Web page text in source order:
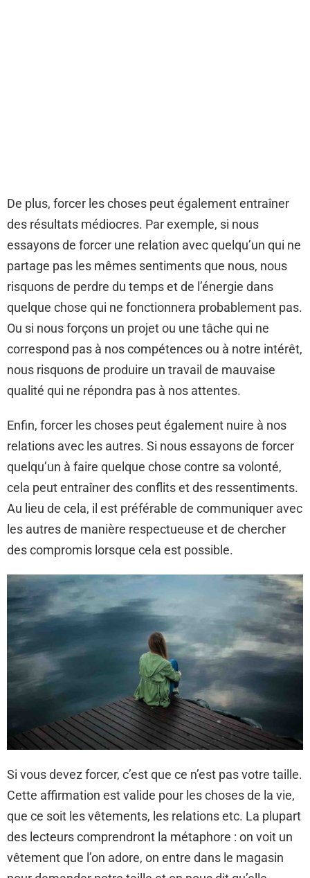
De plus, forcer les choses peut également entraîner
des résultats médiocres. Par exemple, si nous
essayons de forcer une relation avec quelqu’un qui ne
partage pas les mêmes sentiments que nous, nous
risquons de perdre du temps et de l’énergie dans
quelque chose qui ne fonctionnera probablement pas.
Ou si nous forçons un projet ou une tâche qui ne
correspond pas à nos compétences ou à notre intérêt,
nous risquons de produire un travail de mauvaise
qualité qui ne répondra pas à nos attentes.
Enfin, forcer les choses peut également nuire à nos
relations avec les autres. Si nous essayons de forcer
quelqu’un à faire quelque chose contre sa volonté,
cela peut entraîner des conflits et des ressentiments.
Au lieu de cela, il est préférable de communiquer avec
les autres de manière respectueuse et de chercher
des compromis lorsque cela est possible.
Si vous devez forcer, c’est que ce n’est pas votre taille.
Cette affirmation est valide pour les choses de la vie,
que ce soit les vêtements, les relations etc. La plupart
des lecteurs comprendront la métaphore : on voit un
vêtement que l’on adore, on entre dans le magasin